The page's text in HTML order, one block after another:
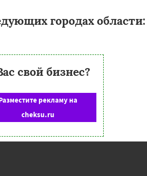
городах области:
свой бизнес?
рекламу на
cheksu.ru